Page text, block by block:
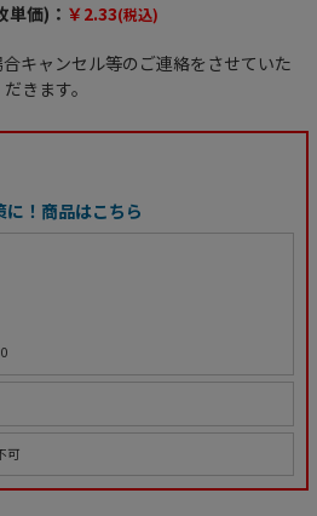
価)： ￥2.33(税込)
キャンセル等のご連絡をさせていた
だきます。
に！商品はこちら
可